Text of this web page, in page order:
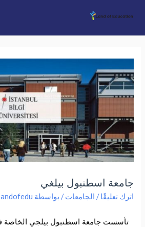
جامعة اسطنبول بيلغي
اترك تعليقًا / الجامعات/ بواسطة landofedu
تأسستجامعة اسطنبول بيلجي